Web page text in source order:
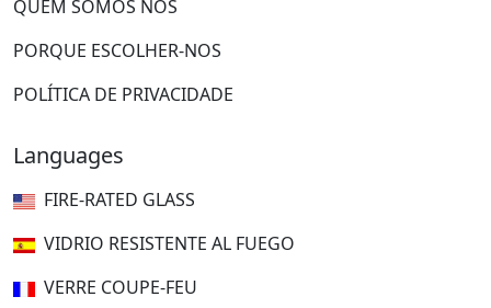
QUEM SOMOS NÓS
PORQUE ESCOLHER-NOS
POLÍTICA DE PRIVACIDADE
Languages
FIRE-RATED GLASS
VIDRIO RESISTENTE AL FUEGO
VERRE COUPE-FEU